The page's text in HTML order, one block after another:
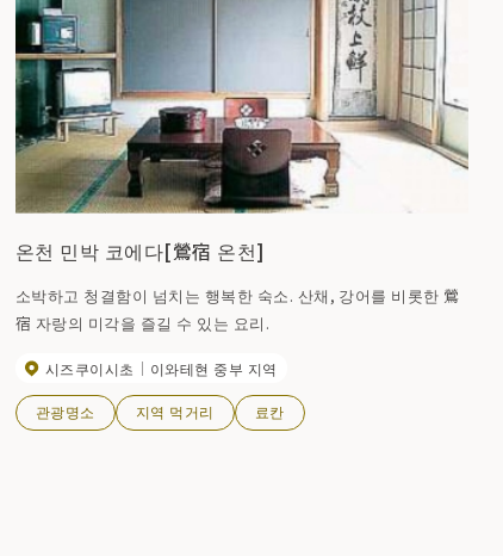
온천 민박 코에다[鶯宿 온천]
소박하고 청결함이 넘치는 행복한 숙소. 산채, 강어를 비롯한 鶯
宿 자랑의 미각을 즐길 수 있는 요리.
시즈쿠이시초 이와테현 중부 지역
관광명소 지역 먹거리 료칸